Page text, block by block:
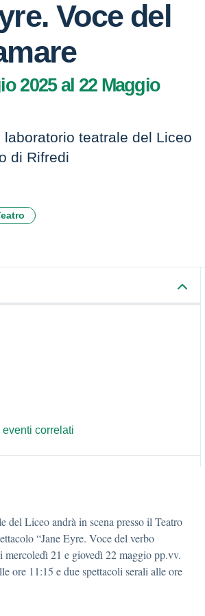
Voce del
2025 al 22 Maggio
laboratorio teatrale del Liceo
di Rifredi
correlati
del Liceo andrà in scena presso il Teatro
“Jane Eyre. Voce del verbo
mercoledì 21 e giovedì 22 maggio pp.vv.
ore 11:15 e due spettacoli serali alle ore